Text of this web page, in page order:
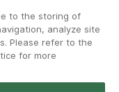
to the storing of
analyze site
Please refer to the
for more